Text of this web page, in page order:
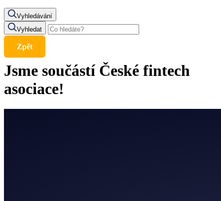
Vyhledávání
Vyhledat
Zpět
Jsme součástí České fintech
asociace!